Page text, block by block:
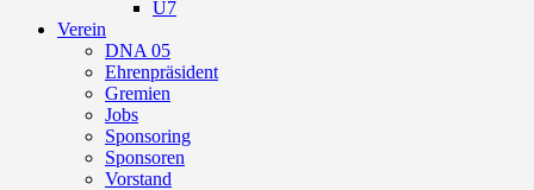
U7
Verein
DNA 05
Ehrenpräsident
Gremien
Jobs
Sponsoring
Sponsoren
Vorstand